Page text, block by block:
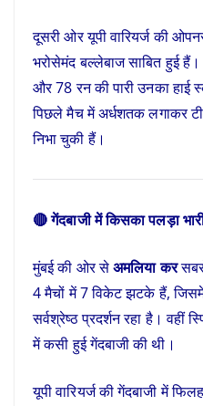
दूसरी ओर यूपी वारियर्ज की
भरोसेमंद बल्लेबाज साबित हुई
और 78 रन की पारी उनका हाई
पिछले मैच में अर्धशतक लगाकर
निभा चुकी हैं।
🔴 गेंदबाजी में किसका पलड़ा
मुंबई की ओर सेअमलिया करसबसे
4 मैचों में 7 विकेट झटके हैं,
सर्वश्रेष्ठ प्रदर्शन रहा है। वहीं
में कसी हुई गेंदबाजी की थी।
यूपी वारियर्ज की गेंदबाजी में